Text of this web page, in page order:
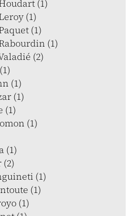
(1)
(1)
(1)
(1)
(2)
(1)
(1)
(1)
(1)
(1)
(1)
(1)
(1)